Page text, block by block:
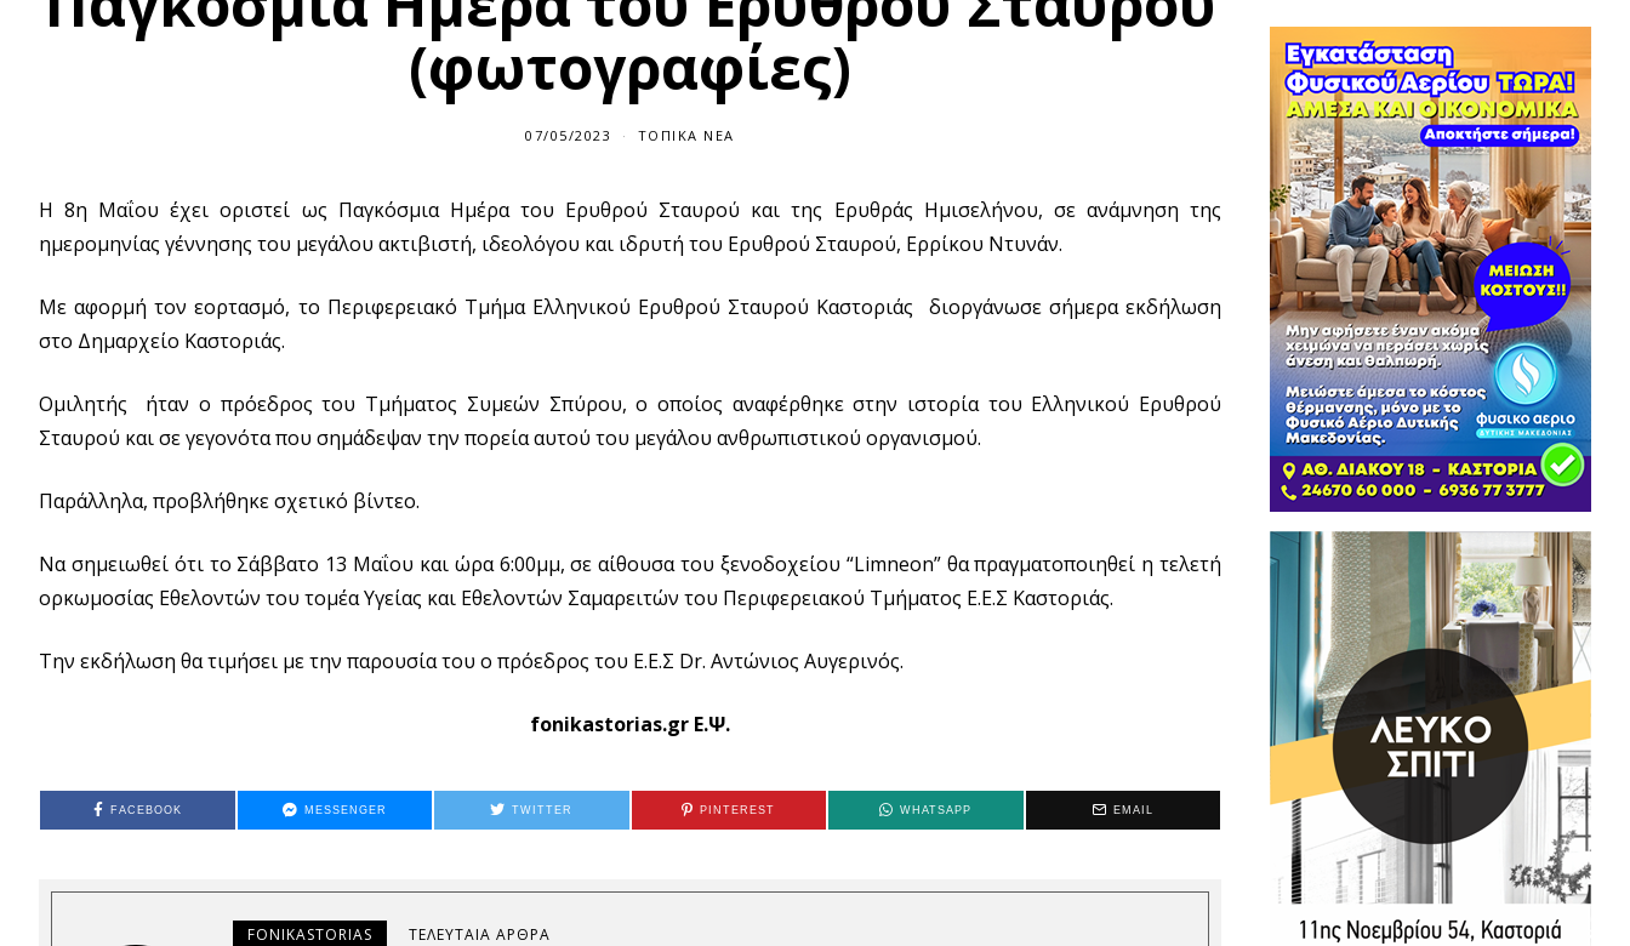
(φωτογραφίες)
07/05/2023 ΤΟΠΙΚΆ ΝΈΑ
Η 8η Μαΐου έχει οριστεί ως Παγκόσμια Ημέρα του Ερυθρού Σταυρού και της Ερυθράς Ημισελήνου, σε ανάμνηση της
ημερομηνίας γέννησης του μεγάλου ακτιβιστή, ιδεολόγου και ιδρυτή του Ερυθρού Σταυρού, Ερρίκου Ντυνάν.
Με αφορμή τον εορτασμό, το Περιφερειακό Τμήμα Ελληνικού Ερυθρού Σταυρού Καστοριάς διοργάνωσε σήμερα εκδήλωση
στο Δημαρχείο Καστοριάς.
Ομιλητής ήταν ο πρόεδρος του Τμήματος Συμεών Σπύρου, ο οποίος αναφέρθηκε στην ιστορία του Ελληνικού Ερυθρού
Σταυρού και σε γεγονότα που σημάδεψαν την πορεία αυτού του μεγάλου ανθρωπιστικού οργανισμού.
Παράλληλα, προβλήθηκε σχετικό βίντεο.
Να σημειωθεί ότι το Σάββατο 13 Μαΐου και ώρα 6:00μμ, σε αίθουσα του ξενοδοχείου “Limneon” θα πραγματοποιηθεί η τελετή
ορκωμοσίας Εθελοντών του τομέα Υγείας και Εθελοντών Σαμαρειτών του Περιφερειακού Τμήματος Ε.Ε.Σ Καστοριάς.
Την εκδήλωση θα τιμήσει με την παρουσία του ο πρόεδρος του Ε.Ε.Σ Dr. Αντώνιος Αυγερινός.
fonikastorias.gr Ε.Ψ.
FACEBOOK MESSENGER TWITTER PINTEREST WHATSAPP EMAIL
FONIKASTORIAS ΤΕΛΕΥΤΑΊΑ ΆΡΘΡΑ